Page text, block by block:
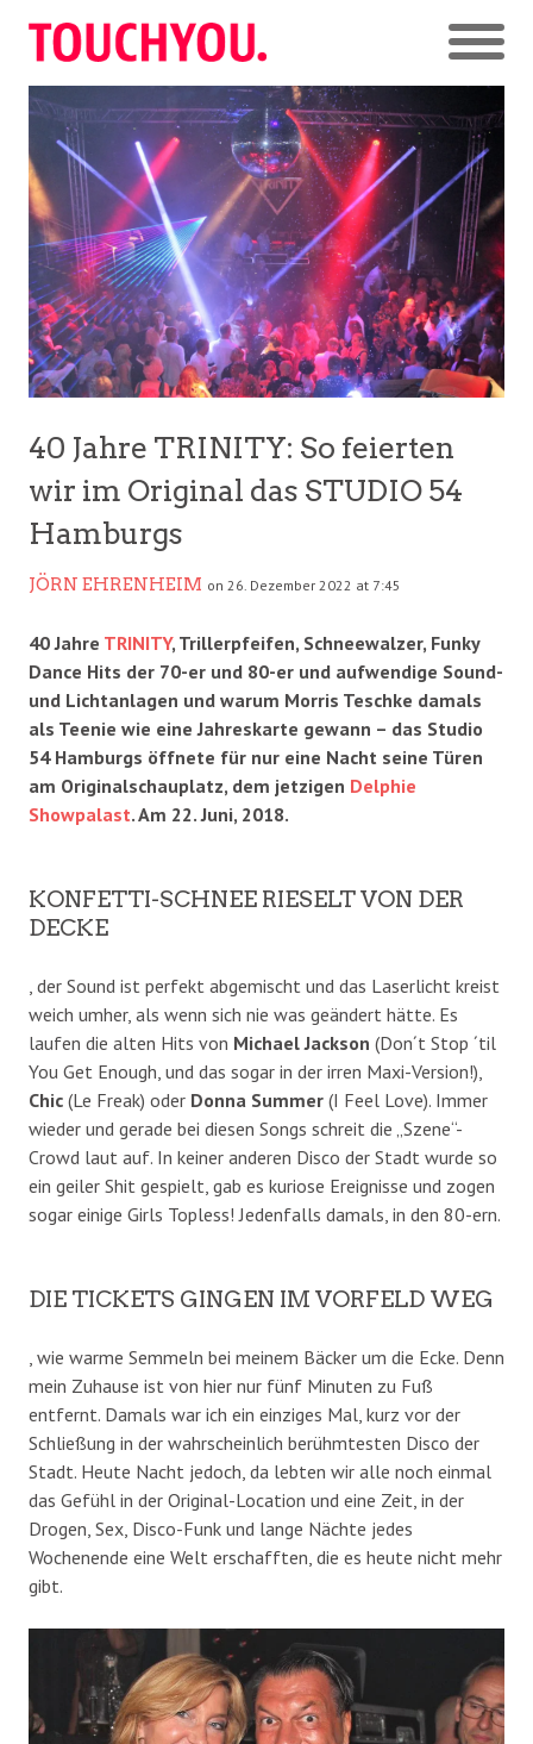
40 Jahre TRINITY: So feierten
wir im Original das STUDIO 54
Hamburgs
JÖRN EHRENHEIM on 26. Dezember 2022 at 7:45
40 Jahre TRINITY, Trillerpfeifen, Schneewalzer, Funky
Dance Hits der 70-er und 80-er und aufwendige Sound-
und Lichtanlagen und warum Morris Teschke damals
als Teenie wie eine Jahreskarte gewann – das Studio
54 Hamburgs öffnete für nur eine Nacht seine Türen
am Originalschauplatz, dem jetzigen Delphie
Showpalast. Am 22. Juni, 2018.
KONFETTI-SCHNEE RIESELT VON DER
DECKE
, der Sound ist perfekt abgemischt und das Laserlicht kreist
weich umher, als wenn sich nie was geändert hätte. Es
laufen die alten Hits von Michael Jackson (Don´t Stop ´til
You Get Enough, und das sogar in der irren Maxi-Version!),
Chic (Le Freak) oder Donna Summer (I Feel Love). Immer
wieder und gerade bei diesen Songs schreit die „Szene“-
Crowd laut auf. In keiner anderen Disco der Stadt wurde so
ein geiler Shit gespielt, gab es kuriose Ereignisse und zogen
sogar einige Girls Topless! Jedenfalls damals, in den 80-ern.
DIE TICKETS GINGEN IM VORFELD WEG
, wie warme Semmeln bei meinem Bäcker um die Ecke. Denn
mein Zuhause ist von hier nur fünf Minuten zu Fuß
entfernt. Damals war ich ein einziges Mal, kurz vor der
Schließung in der wahrscheinlich berühmtesten Disco der
Stadt. Heute Nacht jedoch, da lebten wir alle noch einmal
das Gefühl in der Original-Location und eine Zeit, in der
Drogen, Sex, Disco-Funk und lange Nächte jedes
Wochenende eine Welt erschafften, die es heute nicht mehr
gibt.